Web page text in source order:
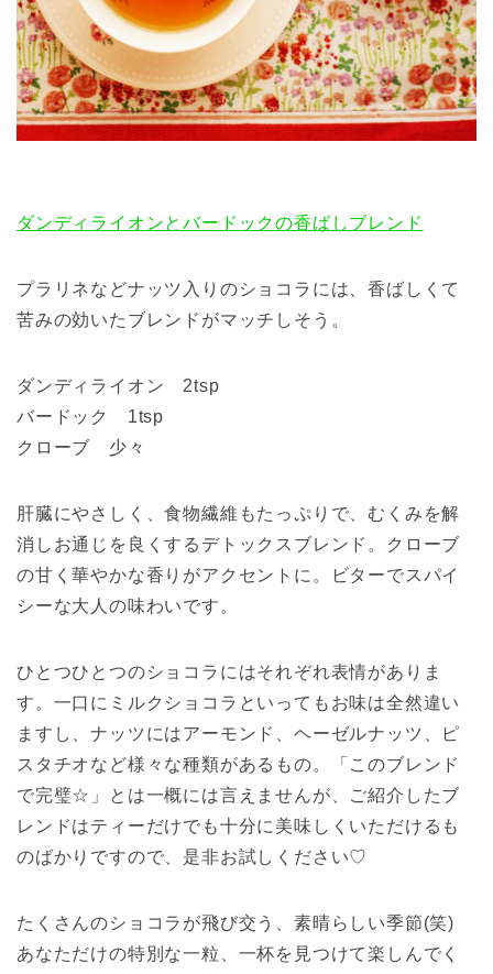
ダンディライオンとバードックの香ばしブレンド
プラリネなどナッツ入りのショコラには、香ばしくて
苦みの効いたブレンドがマッチしそう。
ダンディライオン 2tsp
バードック 1tsp
クローブ 少々
肝臓にやさしく、食物繊維もたっぷりで、むくみを解
消しお通じを良くするデトックスブレンド。クローブ
の甘く華やかな香りがアクセントに。ビターでスパイ
シーな大人の味わいです。
ひとつひとつのショコラにはそれぞれ表情がありま
す。一口にミルクショコラといってもお味は全然違い
ますし、ナッツにはアーモンド、ヘーゼルナッツ、ピ
スタチオなど様々な種類があるもの。「このブレンド
で完璧☆」とは一概には言えませんが、ご紹介したブ
レンドはティーだけでも十分に美味しくいただけるも
のばかりですので、是非お試しください♡
たくさんのショコラが飛び交う、素晴らしい季節(笑)
あなただけの特別な一粒、一杯を見つけて楽しんでく